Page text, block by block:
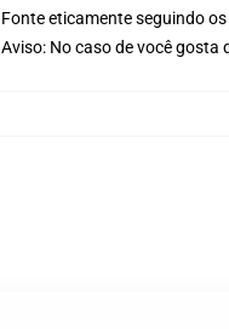
Fonte eticamente seguindo
Aviso: No caso de você gosta